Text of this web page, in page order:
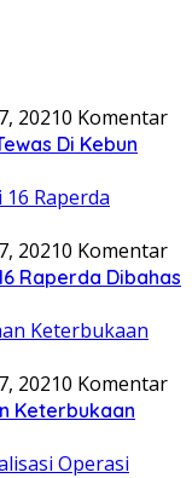
20210 Komentar
Operasi Zebra
20210 Komentar
Pendidikan
20210 Komentar
Hingga 100,76